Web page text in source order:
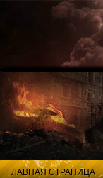
ГЛАВНАЯ СТРАНИЦА